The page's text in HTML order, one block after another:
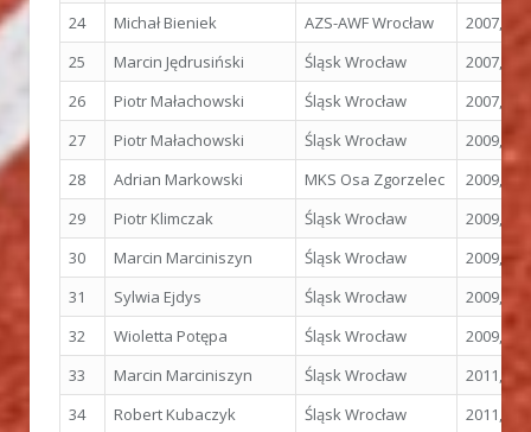
24
Michał Bieniek AZS-AWF Wrocław
2007,
25
Marcin Jędrusiński Śląsk Wrocław
2007,
26
Piotr Małachowski Śląsk Wrocław
2007,
27
Piotr Małachowski Śląsk Wrocław
2009,
28
Adrian Markowski MKS Osa Zgorzelec
2009,
29
Piotr Klimczak Śląsk Wrocław
2009,
30
Marcin Marciniszyn Śląsk Wrocław
2009,
31
Sylwia Ejdys Śląsk Wrocław
2009,
32
Wioletta Potępa Śląsk Wrocław
2009,
33
Marcin Marciniszyn Śląsk Wrocław
2011,
34
Robert Kubaczyk Śląsk Wrocław
2011,